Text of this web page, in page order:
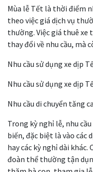
Mùa lễ Tết là thời điểm
theo việc giá dịch vụ
thường. Việc giá thuê xe
thay đổi về nhu cầu, mà
Nhu cầu sử dụng xe dịp
Nhu cầu sử dụng xe dịp
Nhu cầu di chuyển tăng
Trong kỳ nghỉ lễ, nhu
biến, đặc biệt là vào các
hay các kỳ nghỉ dài
đoàn thể thường tận